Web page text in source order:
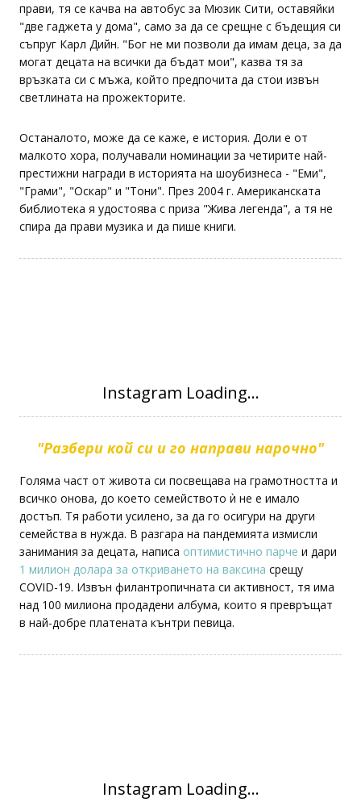
прави, тя се качва на автобус за Мюзик Сити, оставяйки
"две гаджета у дома", само за да се срещне с бъдещия си
съпруг Карл Дийн. "Бог не ми позволи да имам деца, за да
могат децата на всички да бъдат мои", казва тя за
връзката си с мъжа, който предпочита да стои извън
светлината на прожекторите.
Останалото, може да се каже, е история. Доли е от
малкото хора, получавали номинации за четирите най-
престижни награди в историята на шоубизнеса - "Еми",
"Грами", "Оскар" и "Тони". През 2004 г. Американската
библиотека я удостоява с приза "Жива легенда", а тя не
спира да прави музика и да пише книги.
"Разбери кой си и го направи нарочно"
Голяма част от живота си посвещава на грамотността и
всичко онова, до което семейството ѝ не е имало
достъп. Тя работи усилено, за да го осигури на други
семейства в нужда. В разгара на пандемията измисли
занимания за децата, написа оптимистично парче и дари
1 милион долара за откриването на ваксина срещу
COVID-19. Извън филантропичната си активност, тя има
над 100 милиона продадени албума, които я превръщат
в най-добре платената кънтри певица.